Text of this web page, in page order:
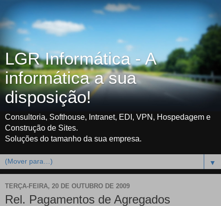
LGR Informática - A
informática a sua
disposição!
Consultoria, Softhouse, Intranet, EDI, VPN, Hospedagem e
Construção de Sites.
Soluções do tamanho da sua empresa.
▼
TERÇA-FEIRA, 20 DE OUTUBRO DE 2009
Rel. Pagamentos de Agregados